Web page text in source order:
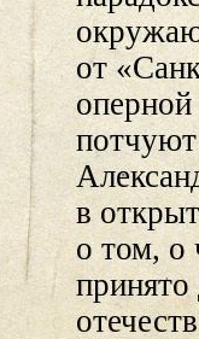
от
в
о том, о